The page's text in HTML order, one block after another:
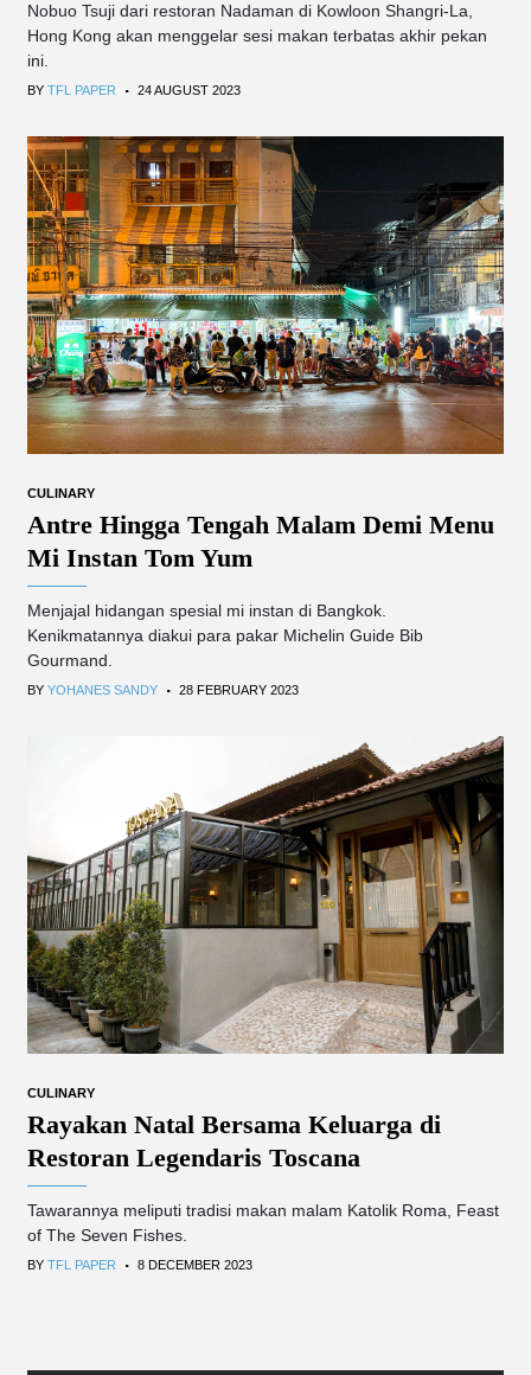
Nobuo Tsuji dari restoran Nadaman di Kowloon Shangri-La,
Hong Kong akan menggelar sesi makan terbatas akhir pekan
ini.
BY TFL PAPER . 24 AUGUST 2023
CULINARY
Antre Hingga Tengah Malam Demi Menu
Mi Instan Tom Yum
Menjajal hidangan spesial mi instan di Bangkok.
Kenikmatannya diakui para pakar Michelin Guide Bib
Gourmand.
BY YOHANES SANDY . 28 FEBRUARY 2023
CULINARY
Rayakan Natal Bersama Keluarga di
Restoran Legendaris Toscana
Tawarannya meliputi tradisi makan malam Katolik Roma, Feast
of The Seven Fishes.
BY TFL PAPER . 8 DECEMBER 2023